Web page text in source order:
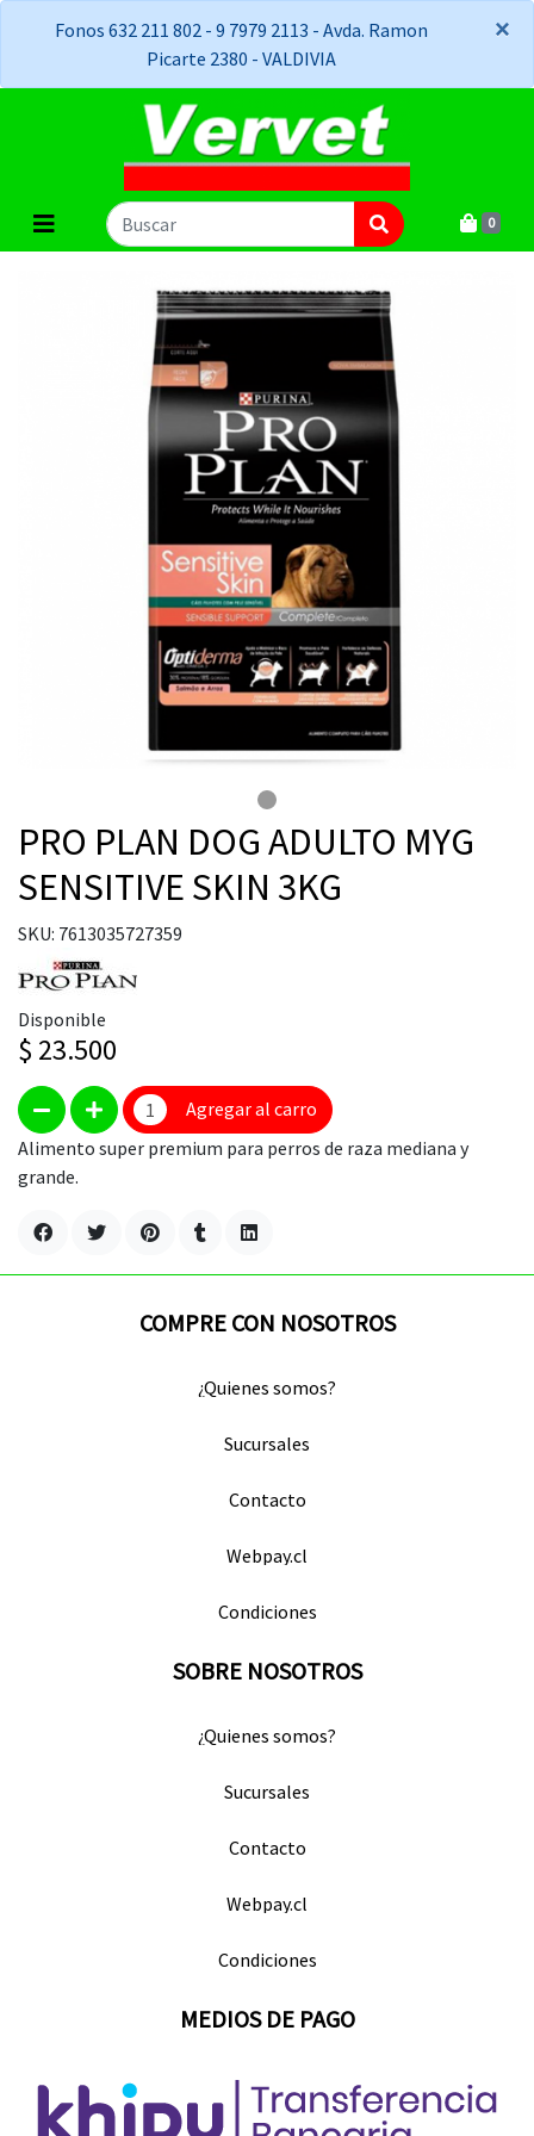
Fonos 632 211 802 - 9 7979 2113 - Avda. Ramon
Picarte 2380 - VALDIVIA
×
×
0
PRO PLAN DOG ADULTO MYG
SENSITIVE SKIN 3KG
SKU: 7613035727359
Disponible
$ 23.500
Agregar al carro
Alimento super premium para perros de raza mediana y
grande.
COMPRE CON NOSOTROS
¿Quienes somos?
Sucursales
Contacto
Webpay.cl
Condiciones
SOBRE NOSOTROS
¿Quienes somos?
Sucursales
Contacto
Webpay.cl
Condiciones
MEDIOS DE PAGO